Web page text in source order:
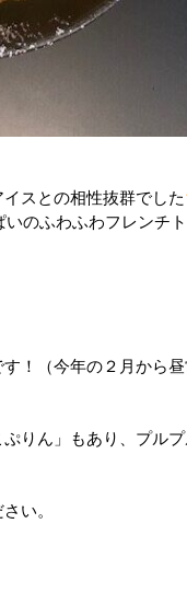
スとの相性抜群でした
のふわふわフレンチ
！（今年の２月から昼
りん」もあり、プルプ
い。